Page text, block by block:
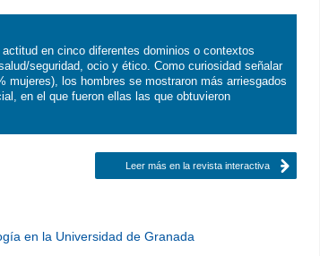
en cinco diferentes dominios o contextos
seguridad, ocio y ético. Como curiosidad señalar
mujeres), los hombres se mostraron más arriesgados
en el que fueron ellas las que obtuvieron
Leer más en la revista interactiva
en la Universidad de Granada